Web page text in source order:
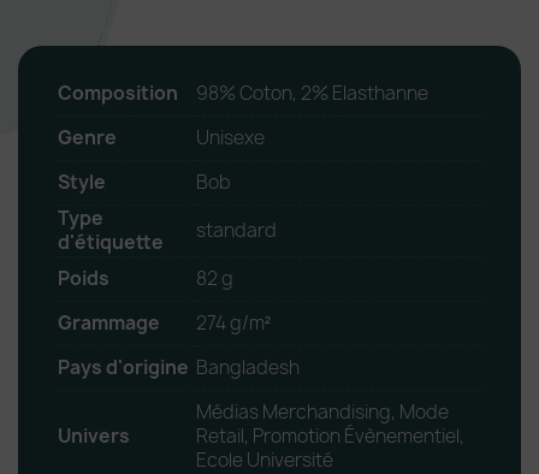
Composition
98% Coton, 2% Elasthanne
Genre
Unisexe
Style
Bob
Type
d'étiquette
standard
Poids
82 g
Grammage
274 g/m²
Pays d'origine Bangladesh
Univers
Médias Merchandising, Mode
Retail, Promotion Évènementiel,
Ecole Université